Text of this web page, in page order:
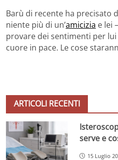
Barù di recente ha precisato
niente più di un’amicizia e lei
provare dei sentimenti per lui
cuore in pace. Le cose
ARTICOLI RECENTI
serve e
15 Luglio